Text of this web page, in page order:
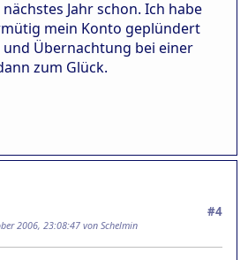
Jahr schon. Ich habe
mein Konto geplündert
Übernachtung bei einer
zum Glück.
#4
2006, 23:08:47 von Schelmin